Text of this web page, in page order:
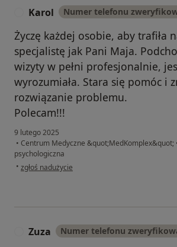
Karol Numer telefonu
Życzę każdej osobie, aby trafiła
specjalistę jak Pani Maja.
wizyty w pełni profesjonalnie,
wyrozumiała. Stara się pomóc i
rozwiązanie problemu.
Polecam!!!
9 lutego 2025
• Centrum Medyczne &quot;MedKomplex&quot;
psychologiczna
• w opinii użytkownika Karol
zgłoś nadużycie
Zuza Numer telefonu